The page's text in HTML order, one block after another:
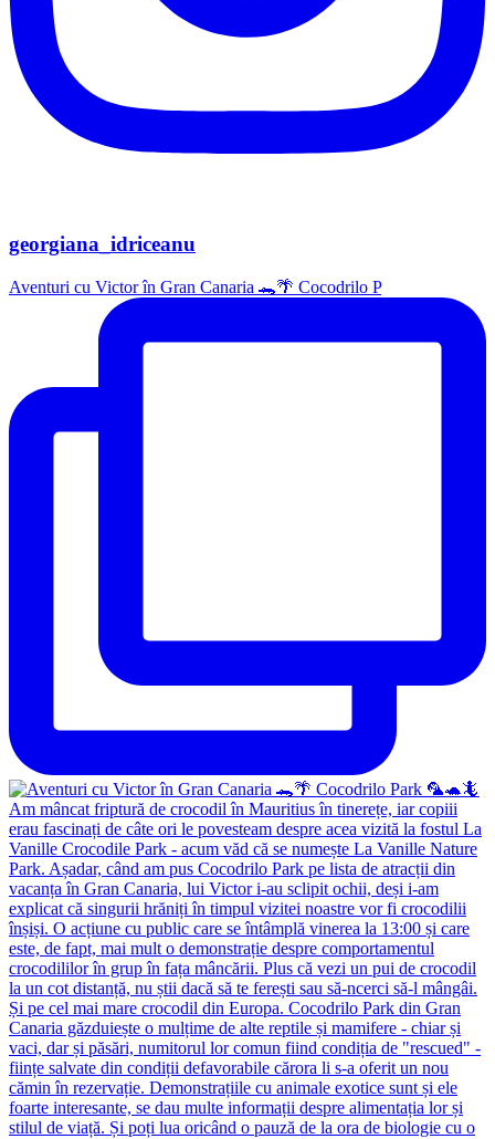
georgiana_idriceanu
Aventuri cu Victor în Gran Canaria 🐊🌴 Cocodrilo P